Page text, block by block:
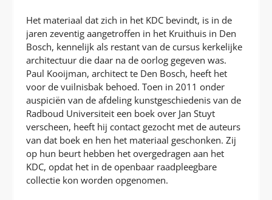
Het materiaal dat zich in het KDC bevindt, is in de
jaren zeventig aangetroffen in het Kruithuis in Den
Bosch, kennelijk als restant van de cursus kerkelijke
architectuur die daar na de oorlog gegeven was.
Paul Kooijman, architect te Den Bosch, heeft het
voor de vuilnisbak behoed. Toen in 2011 onder
auspiciën van de afdeling kunstgeschiedenis van de
Radboud Universiteit een boek over Jan Stuyt
verscheen, heeft hij contact gezocht met de auteurs
van dat boek en hen het materiaal geschonken. Zij
op hun beurt hebben het overgedragen aan het
KDC, opdat het in de openbaar raadpleegbare
collectie kon worden opgenomen.